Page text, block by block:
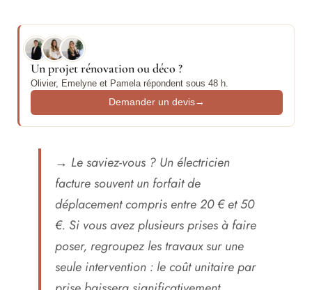
Un projet rénovation ou déco ?
Olivier, Emelyne et Pamela répondent sous 48 h.
Demander un devis→
→ Le saviez-vous ? Un électricien
facture souvent un forfait de
déplacement compris entre 20 € et 50
€. Si vous avez plusieurs prises à faire
poser, regroupez les travaux sur une
seule intervention : le coût unitaire par